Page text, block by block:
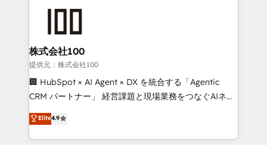
and build AI-powered workflows that drive adoption
from week one, in your time zone. What we do ➤
Onboarding: Live in weeks, with workflows built
around your business, not a template. ➤ Migration:
Move from any legacy CRM. Zero downtime, full data
run your revenue process. Sales, marketing, and
service wired together. ➤ AI and Integrations: Layer
株式会社100
提供元：株式会社100
🏢 HubSpot × AI Agent × DX を統合する「Agentic
CRM パートナー」 経営課題と現場業務をつなぐAIネイ
ティブ・エージェンシーとして、HubSpot Eliteの実装
力で顧客フロント業務を再設計します。 💡 100inc は何
をする会社か？ HubSpotを共通基盤に、AIエージェン
Elite4.9